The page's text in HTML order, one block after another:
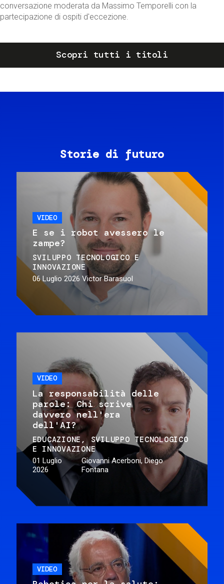
conversazione moderata da Massimo Temporelli con la
partecipazione di ospiti d'eccezione.
Scopri tutti i titoli
Storie di futuro
VIDEO
E se i robot avessero le
zampe?
SVILUPPO TECNOLOGICO E
INNOVAZIONE
06 Luglio 2026 Victor Barasuol
VIDEO
La responsabilità delle
parole: Chi scrive
davvero nell'era
dell'AI?
EDUCAZIONE
SVILUPPO TECNOLOGICO
E INNOVAZIONE
01 Luglio
2026
Giovanni Acerboni, Diego
Fontana
VIDEO